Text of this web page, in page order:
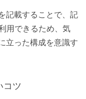
記載することで、記
用できるため、気
立った構成を意識す
コツ